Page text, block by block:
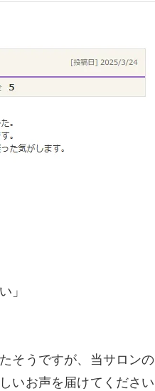
」
そうですが、当サロンの
いお声を届けてください